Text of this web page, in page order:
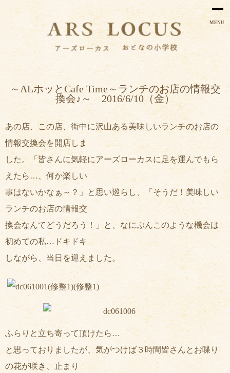
MENU
～ALホッとCafe Time～ランチのお店の情報交
換会♪～ 2016/6/10（金）
あの店、この店、街中に沢山ある美味しいランチのお店の
情報交換会を開店しま
した。「皆さんに気軽にアーズローカスに足を運んでもら
えたら…、何か楽しい
事はないかなぁ～？」と思い巡らし、「そうだ！美味しい
ランチのお店の情報交
換会なんてどうだろう！」と、なにぶんこのような機会は
初めての私…ドキドキ
しながら、当日を迎えました。
ふらりと立ち寄って頂けたら…
と思っておりましたが、気がつけば３時間皆さんとお喋り
の花が咲き、止まり